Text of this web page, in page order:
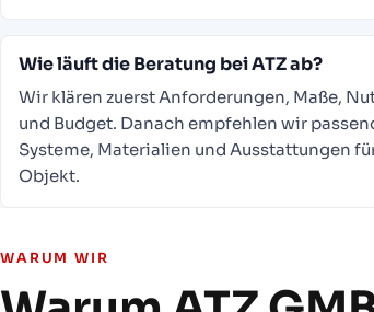
Wie läuft die Beratung bei ATZ ab?
Wir klären zuerst Anforderungen, Maße,
und Budget. Danach empfehlen wir
Systeme, Materialien und Ausstattungen
Objekt.
WARUM WIR